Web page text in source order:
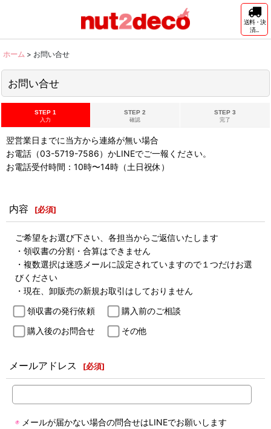
送料・決
済...
ホーム > お問い合せ
お問い合せ
STEP 1
入力
STEP 2
確認
STEP 3
完了
翌営業日までに当方から連絡が無い場合
お電話（03-5719-7586）かLINEでご一報ください。
お電話受付時間：10時〜14時（土日祝休）
内容 [必須]
ご希望をお選び下さい、各担当からご返信いたします
・領収書の分割・合算はできません
・複数選択は迷惑メールに設定されていますので１つだけお選
びください
・現在、卸販売の新規お取引はしておりません
領収書の発行依頼
購入前のご相談
購入後のお問合せ
その他
メールアドレス [必須]
◉ メールが届かない場合の問合せはLINEでお願いします